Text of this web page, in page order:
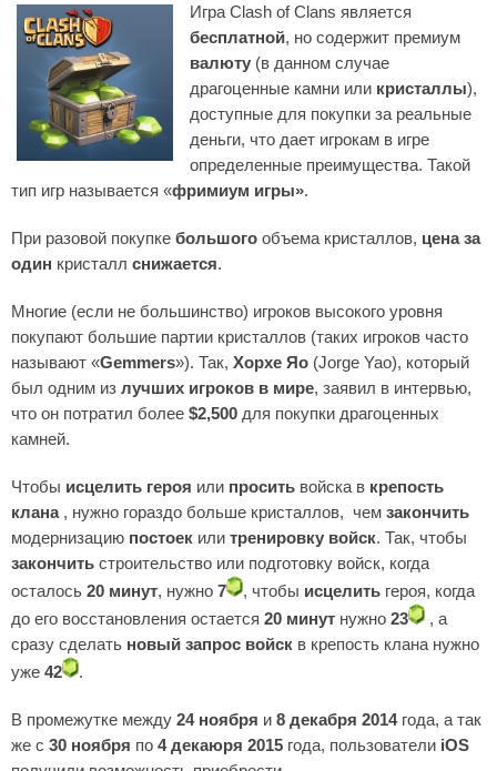
Игра Clash of Clans является
бесплатной, но содержит премиум
валюту (в данном случае
драгоценные камни или кристаллы),
доступные для покупки за реальные
деньги, что дает игрокам в игре
определенные преимущества. Такой
тип игр называется «фримиум игры».
При разовой покупке большого объема кристаллов, цена за
один кристалл снижается.
Многие (если не большинство) игроков высокого уровня
покупают большие партии кристаллов (таких игроков часто
называют «Gemmers»). Так, Хорхе Яо (Jorge Yao), который
был одним из лучших игроков в мире, заявил в интервью,
что он потратил более $2,500 для покупки драгоценных
камней.
Чтобы исцелить героя или просить войска в крепость
клана, нужно гораздо больше кристаллов, чем закончить
модернизацию постоек или тренировку войск. Так, чтобы
закончить строительство или подготовку войск, когда
осталось 20 минут, нужно 7 , чтобы исцелить героя, когда
до его восстановления остается 20 минут нужно 23
, а
сразу сделать новый запрос войск в крепость клана нужно
уже 42 .
В промежутке между 24 ноября и 8 декабря 2014года, а так
же с 30 ноября по 4 декаюря 2015 года, пользователи iOS